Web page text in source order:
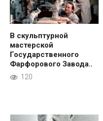
В скульптурной
мастерской
Государственного
Фарфорового Завода..
120